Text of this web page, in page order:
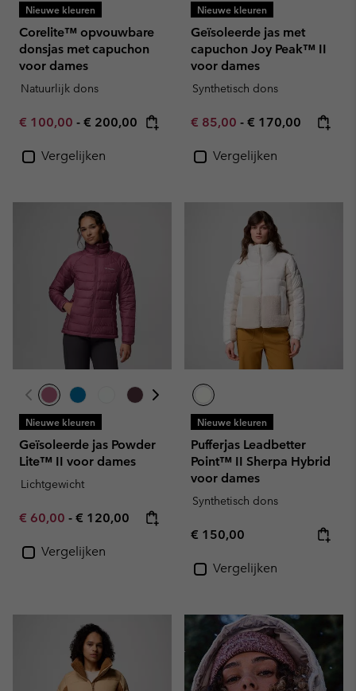
Nieuwe kleuren
Corelite™ opvouwbare
donsjas met capuchon
voor dames
Natuurlijk dons
Minimum sale price:
€ 100,00 - Maximum price:
€ 200,00
Vergelijken
Nieuwe kleuren
Geïsoleerde jas met
capuchon Joy Peak™ II
voor dames
Synthetisch dons
Minimum sale price:
€ 85,00 - Maximum price:
€ 170,00
Vergelijken
Nieuwe kleuren
Geïsoleerde jas Powder
Lite™ II voor dames
Lichtgewicht
Minimum sale price:
€ 60,00 - Maximum price:
€ 120,00
Vergelijken
Nieuwe kleuren
Pufferjas Leadbetter
Point™ II Sherpa Hybrid
voor dames
Synthetisch dons
Regular price:
€ 150,00
Vergelijken